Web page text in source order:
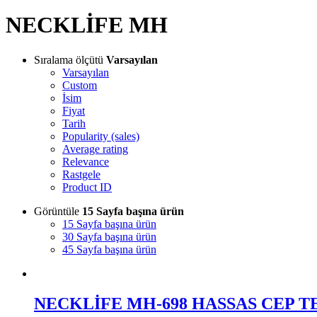
NECKLİFE MH
Sıralama ölçütü Varsayılan
Varsayılan
Custom
İsim
Fiyat
Tarih
Popularity (sales)
Average rating
Relevance
Rastgele
Product ID
Görüntüle 15 Sayfa başına ürün
15 Sayfa başına ürün
30 Sayfa başına ürün
45 Sayfa başına ürün
NECKLİFE MH-698 HASSAS CEP